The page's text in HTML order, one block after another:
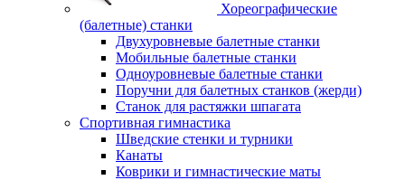
Хореографические
(балетные) станки
Двухуровневые балетные станки
Мобильные балетные станки
Одноуровневые балетные станки
Поручни для балетных станков (жерди)
Станок для растяжки шпагата
Спортивная гимнастика
Шведские стенки и турники
Канаты
Коврики и гимнастические маты